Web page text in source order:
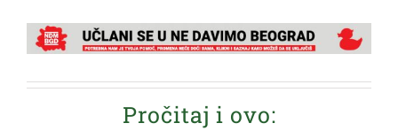
Pročitaj i ovo: